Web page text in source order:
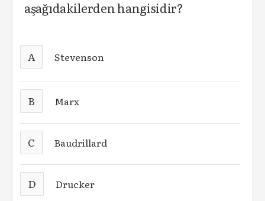
aşağıdakilerden hangisidir?
A Stevenson
B Marx
C Baudrillard
D Drucker